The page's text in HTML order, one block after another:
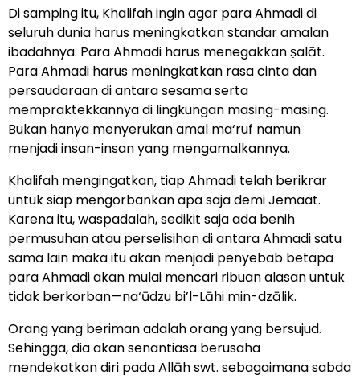
Di samping itu, Khalifah ingin agar para Ahmadi di
seluruh dunia harus meningkatkan standar amalan
ibadahnya. Para Ahmadi harus menegakkan ṣalāt.
Para Ahmadi harus meningkatkan rasa cinta dan
persaudaraan di antara sesama serta
mempraktekkannya di lingkungan masing-masing.
Bukan hanya menyerukan amal ma‘ruf namun
menjadi insan-insan yang mengamalkannya.
Khalifah mengingatkan, tiap Ahmadi telah berikrar
untuk siap mengorbankan apa saja demi Jemaat.
Karena itu, waspadalah, sedikit saja ada benih
permusuhan atau perselisihan di antara Ahmadi satu
sama lain maka itu akan menjadi penyebab betapa
para Ahmadi akan mulai mencari ribuan alasan untuk
tidak berkorban—na‘ūdzu bi’l-Lāhi min-dzālik.
Orang yang beriman adalah orang yang bersujud.
Sehingga, dia akan senantiasa berusaha
mendekatkan diri pada Allāh swt. sebagaimana sabda